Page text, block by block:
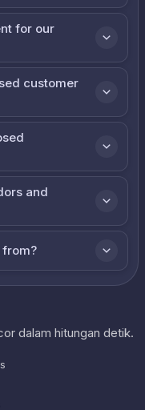
for our
customer
and
from?
dalam hitungan detik.